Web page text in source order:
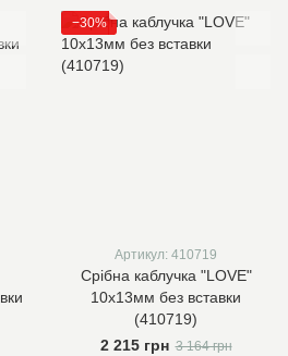
−30%
Артикул: 410719
Срібна каблучка "LOVE"
10х13мм без вставки
(410719)
2 215 грн 3 164 грн